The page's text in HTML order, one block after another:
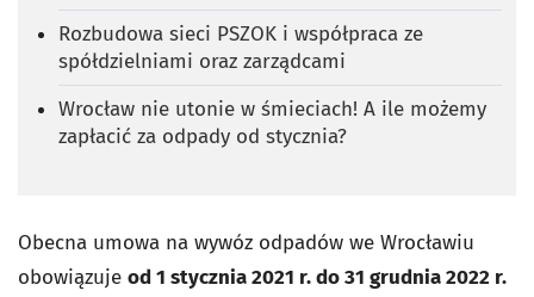
Rozbudowa sieci PSZOK i współpraca ze
spółdzielniami oraz zarządcami
Wrocław nie utonie w śmieciach! A ile możemy
zapłacić za odpady od stycznia?
Obecna umowa na wywóz odpadów we Wrocławiu
obowiązuje od 1 stycznia 2021 r. do 31 grudnia 2022 r.